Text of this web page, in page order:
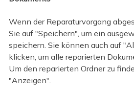
Wenn der Reparaturvorgang
Sie auf "Speichern", um ein
speichern. Sie können auch auf
klicken, um alle reparierten
Um den reparierten Ordner zu
"Anzeigen".